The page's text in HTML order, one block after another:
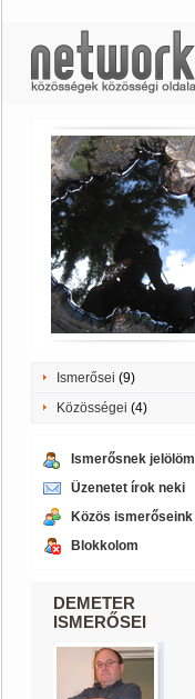
Ismerősei (9)
Közösségei (4)
Ismerősnek jelölöm
Üzenetet írok neki
Közös ismerőseink
Blokkolom
DEMETER
ISMERŐSEI